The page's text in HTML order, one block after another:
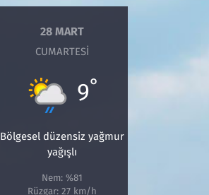
28 MART
CUMARTESI
9°
Bölgesel düzensiz yağmur
yağışlı
Nem: %81
Rüzgar: 27 km/h